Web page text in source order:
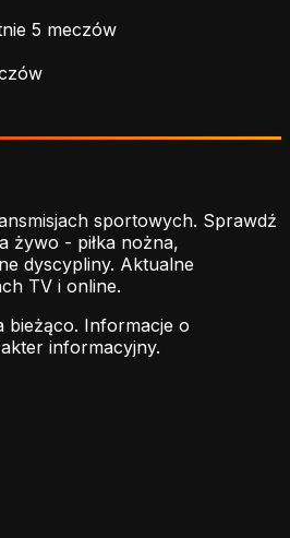
5 meczów
sportowych. Sprawdź
żywo - piłka nożna,
dyscypliny. Aktualne
TV i online.
bieżąco. Informacje o
informacyjny.